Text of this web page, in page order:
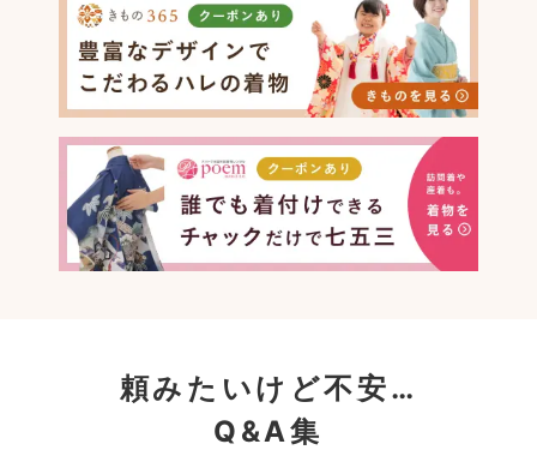
頼みたいけど不安…
Q&A集